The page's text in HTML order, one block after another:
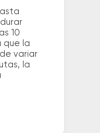
10
que la
variar
la